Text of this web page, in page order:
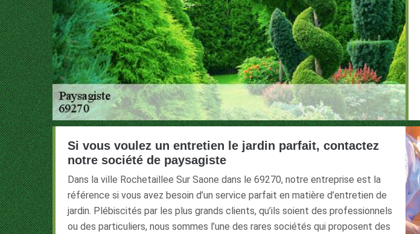
Si vous voulez un entretien le jardin parfait, contactez
notre société de paysagiste
Dans la ville Rochetaillee Sur Saone dans le 69270, notre entreprise est la
référence si vous avez besoin d’un service parfait en matière d’entretien de
jardin. Plébiscités par les plus grands clients, qu’ils soient des professionnels
ou des particuliers, nous sommes l’une des rares sociétés qui proposent des